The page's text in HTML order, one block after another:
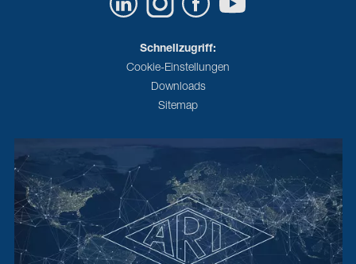
Schnellzugriff:
Cookie-Einstellungen
Downloads
Sitemap